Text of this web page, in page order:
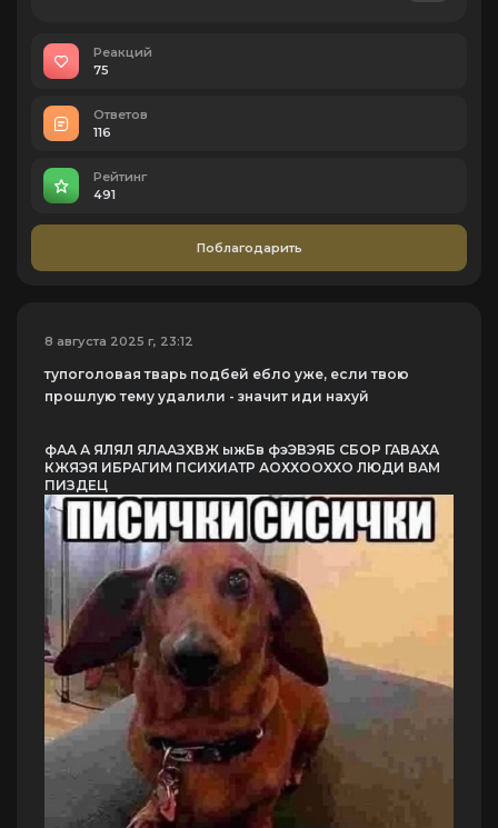
Реакций
75
Ответов
116
Рейтинг
491
Поблагодарить
8 августа 2025 г, 23:12
тупоголовая тварь подбей ебло уже, если твою
прошлую тему удалили - значит иди нахуй
фАА А ЯЛЯЛ ЯЛААЗХВЖ ыжБв фэЭВЭЯБ СБОР ГАВАХА
КЖЯЭЯ ИБРАГИМ ПСИХИАТР АОХХООХХО ЛЮДИ ВАМ
ПИЗДЕЦ